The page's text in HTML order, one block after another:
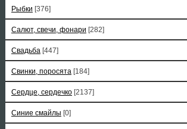
Рыбки [376]
Салют, свечи, фонари [282]
Свадьба [447]
Свинки, поросята [184]
Сердце, сердечко [2137]
Синие смайлы [0]